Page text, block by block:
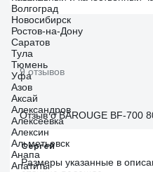
9 отзывов
Отзыв о BAROUGE BF-700
Сергей
Размеры указанные в
Волгоград
Новосибирск
Ростов-на-Дону
Саратов
Тула
Тюмень
Уфа
Азов
Аксай
Александров
Алексеевка
Алексин
Альметьевск
Анапа
Апатиты